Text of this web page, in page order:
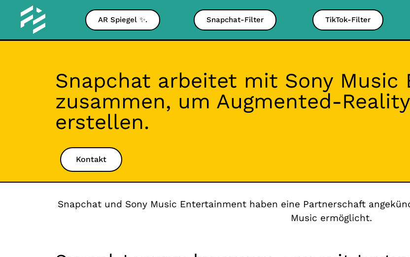
AR Spiegel ✨. Snapchat-Filter TikTok-Filter
Snapchat arbeitet mit Sony Music
zusammen, um Augmented-
erstellen.
Kontakt
Snapchat und Sony Music Entertainment haben eine Partnerschaft
Music ermöglicht.